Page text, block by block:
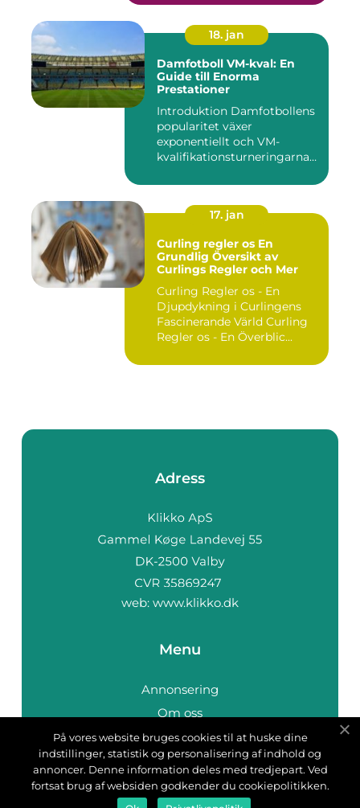
18. jan
Damfotboll VM-kval: En
Guide till Enorma
Prestationer
Introduktion Damfotbollens
popularitet växer
exponentiellt och VM-
kvalifikationsturneringarna
17. jan
Curling regler os En
Grundlig Översikt av
Curlings Regler och Mer
Curling Regler os - En
Djupdykning i Curlingens
Fascinerande Värld Curling
Regler os - En Överblic...
Adress
web: www.klikko.dk
Menu
Annonsering
Om oss
Cookies
Kontakta oss
Sitemap
På vores website bruges cookies til at huske dine
indstillinger, statistik og personalisering af indhold og
annoncer. Denne information deles med tredjepart. Ved
fortsat brug af websiden godkender du cookiepolitikken.